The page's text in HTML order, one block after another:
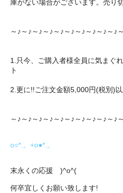
庫がない場合がございます。売り
～♪～♪～♪～♪～♪～♪～♪～♪～♪～♪
1.只今、ご購入者様全員に気まぐ
ト
2.更に!!ご注文金額5,000円(税別)
～♪～♪～♪～♪～♪～♪～♪～♪～♪～♪
o○*.。+o●*.。
末永くの応援 )^o^(
何卒宜しくお願い致します!